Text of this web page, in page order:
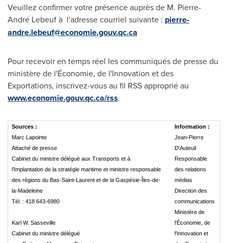
Veuillez confirmer votre présence auprès de M. Pierre-
André Lebeuf à l'adresse courriel suivante : pierre-
andre.lebeuf@economie.gouv.qc.ca
Pour recevoir en temps réel les communiqués de presse du
ministère de l'Économie, de l'Innovation et des
Exportations, inscrivez-vous au fil RSS approprié au
www.economie.gouv.qc.ca/rss.
Sources :
Marc Lapointe
Attaché de presse
Cabinet du ministre délégué aux Transports et à
l'Implantation de la stratégie maritime et ministre responsable
des régions du Bas-Saint-Laurent et de la Gaspésie-Îles-de-
la-Madeleine
Tél. : 418 643-6980
Karl W. Sasseville
Cabinet du ministre délégué
Information :
Jean-Pierre
D'Auteuil
Responsable
des relations
médias
Direction des
communications
Ministère de
l'Économie, de
l'Innovation et